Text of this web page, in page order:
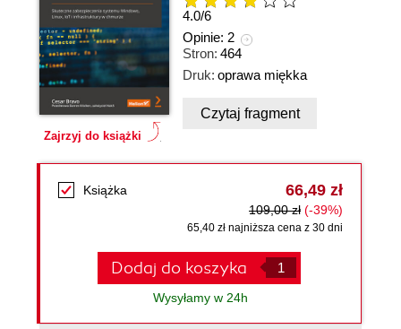
Zajrzyj do książki
4.0/6
Opinie: 2
Stron: 464
Druk: oprawa miękka
Czytaj fragment
Książka 66,49 zł
109,00 zł (-39%)
65,40 zł najniższa cena z 30 dni
Dodaj do koszyka
Wysyłamy w 24h